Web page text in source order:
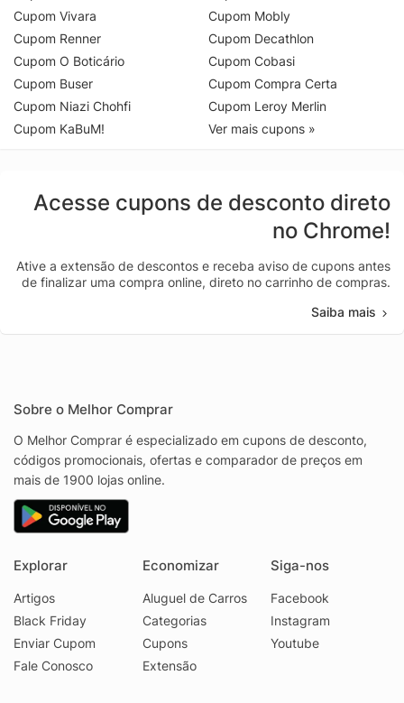
Cupom Vivara
Cupom Renner
Cupom O Boticário
Cupom Buser
Cupom Niazi Chohfi
Cupom KaBuM!
Cupom Mobly
Cupom Decathlon
Cupom Cobasi
Cupom Compra Certa
Cupom Leroy Merlin
Ver mais cupons »
Acesse cupons de desconto direto
no Chrome!
Ative a extensão de descontos e receba aviso de cupons antes
de finalizar uma compra online, direto no carrinho de compras.
Saiba mais
Sobre o Melhor Comprar
O Melhor Comprar é especializado em cupons de desconto,
códigos promocionais, ofertas e comparador de preços em
mais de 1900 lojas online.
Explorar
Artigos
Black Friday
Enviar Cupom
Fale Conosco
Economizar
Aluguel de Carros
Categorias
Cupons
Extensão
Siga-nos
Facebook
Instagram
Youtube